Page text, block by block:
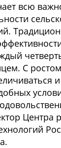
всю
С
Центра